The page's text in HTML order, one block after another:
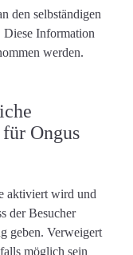
den selbständigen
Information
werden.
Ongus
aktiviert wird und
der Besucher
geben. Verweigert
möglich sein